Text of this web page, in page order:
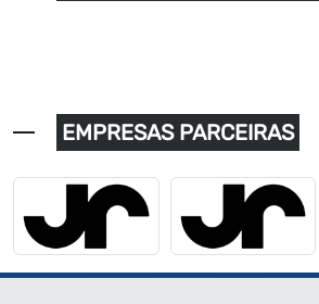
EMPRESAS PARCEIRAS